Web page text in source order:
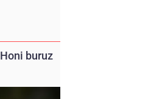
Honi buruz